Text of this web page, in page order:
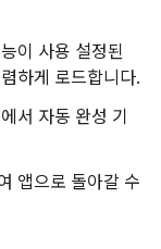
이 사용 설정된
하게 로드합니다.
서 자동 완성 기
앱으로 돌아갈 수